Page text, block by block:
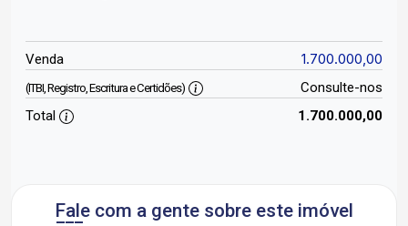
Venda 1.700.000,00
(ITBI, Registro, Escritura e Certidões)
Consulte-nos
Total
1.700.000,00
Fale com a gente sobre este imóvel